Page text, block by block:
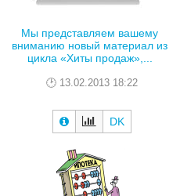
Мы представляем вашему
вниманию новый материал из
цикла «Хиты продаж»,...
13.02.2013 18:22
DK